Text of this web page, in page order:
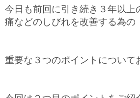
今日も前回に引き続き３年以上
痛などのしびれを改善する為の
重要な３つのポイントについて